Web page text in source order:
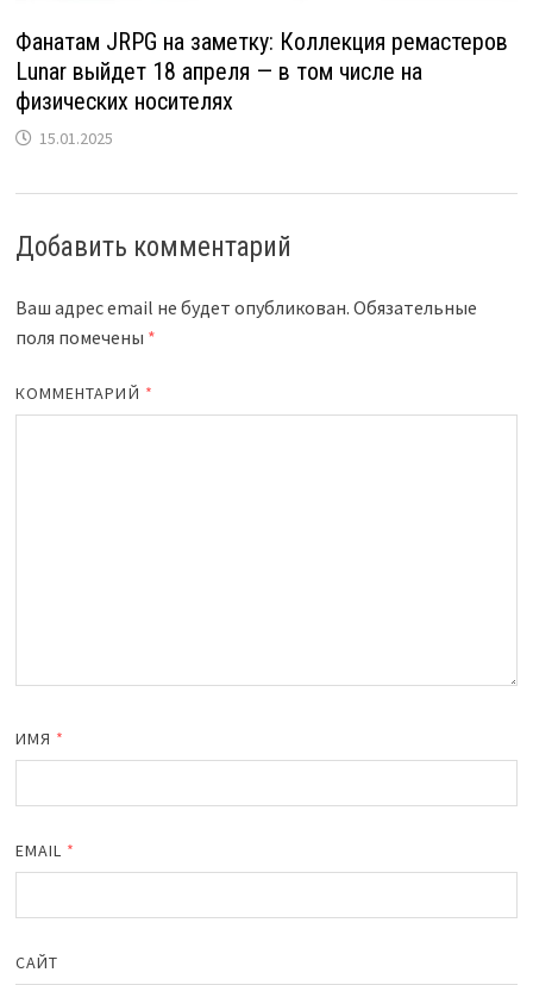
Фанатам JRPG на заметку: Коллекция ремастеров
Lunar выйдет 18 апреля — в том числе на
физических носителях
15.01.2025
Добавить комментарий
Ваш адрес email не будет опубликован. Обязательные
поля помечены *
КОММЕНТАРИЙ *
ИМЯ *
EMAIL *
САЙТ